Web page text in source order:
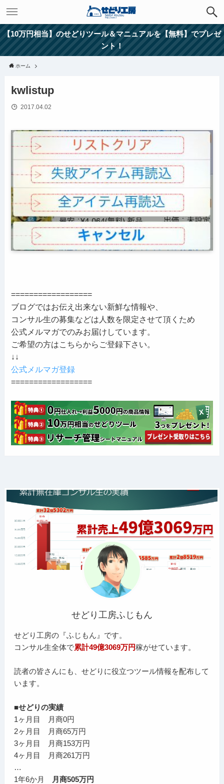
【10万円相当】のせどりツール＆マニュアルを【無料】でプレゼ
ント！
ホーム
kwlistup
2017.04.02
==================
ブログではお伝え出来ない新鮮な情報や、
コンサル生の募集などは人数を限定させて頂くため
公式メルマガでのみお届けしています。
ご希望の方はこちらからご登録下さい。
↓↓
公式メルマガ登録
==================
せどり工房ふじもん
せどり工房の『ふじもん』です。
コンサル生全体で累計49億3069万円稼がせています。
読者の皆さんにも、せどりに役立つツール情報を配布して
います。
■せどりの実績
1ヶ月目 月商0円
2ヶ月目 月商65万円
3ヶ月目 月商153万円
4ヶ月目 月商261万円
…
1年6か月
月商505万円